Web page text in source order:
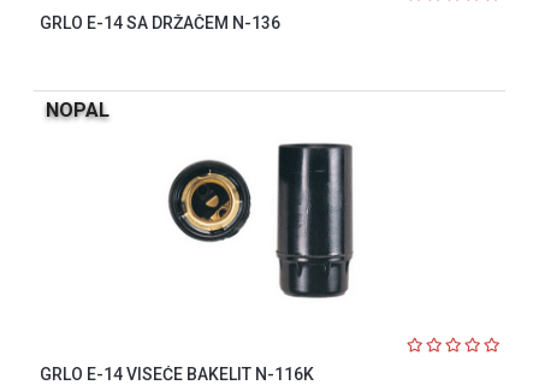
GRLO E-14 SA DRŽAČEM N-136
NOPAL
GRLO E-14 VISEĆE BAKELIT N-116K